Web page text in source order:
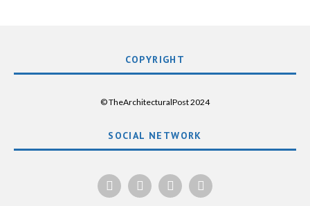
COPYRIGHT
© TheArchitecturalPost 2024
SOCIAL NETWORK
x facebookinstagramlinkedin